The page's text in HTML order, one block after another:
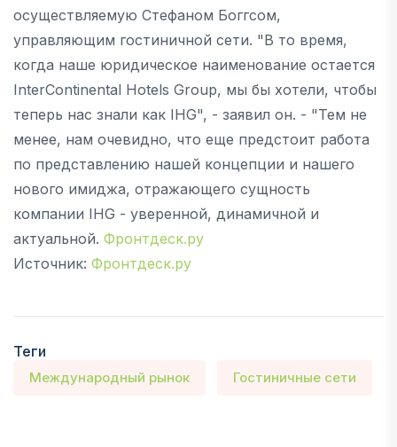
осуществляемую Стефаном Боггсом,
управляющим гостиничной сети. "В то время,
когда наше юридическое наименование остается
InterContinental Hotels Group, мы бы хотели, чтобы
теперь нас знали как IHG", - заявил он. - "Тем не
менее, нам очевидно, что еще предстоит работа
по представлению нашей концепции и нашего
нового имиджа, отражающего сущность
компании IHG - уверенной, динамичной и
актуальной. Фронтдеск.ру
Источник: Фронтдеск.ру
Теги
Международный рынок Гостиничные сети